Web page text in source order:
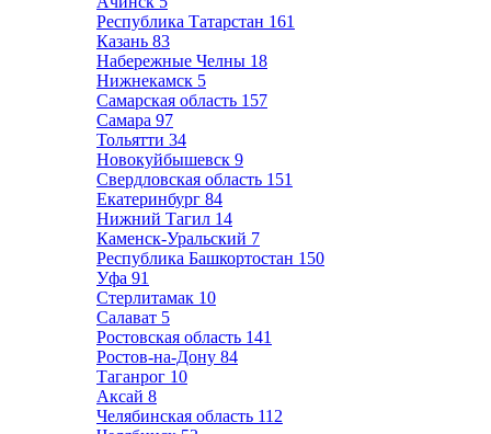
Республика Татарстан 161
Казань 83
Набережные Челны 18
Нижнекамск 5
Самарская область 157
Самара 97
Тольятти 34
Новокуйбышевск 9
Свердловская область 151
Екатеринбург 84
Нижний Тагил 14
Каменск-Уральский 7
Республика Башкортостан 150
Уфа 91
Стерлитамак 10
Салават 5
Ростовская область 141
Ростов-на-Дону 84
Таганрог 10
Аксай 8
Челябинская область 112